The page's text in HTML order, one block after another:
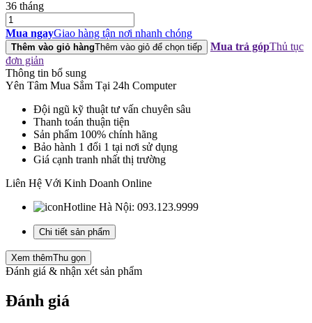
36 tháng
Nguồn
Jetek
S600
plus
số
lượng
Mua ngayGiao hàng tận nơi nhanh chóng
Thêm vào giỏ hàngThêm vào giỏ để chọn tiếp Mua trả gópThủ tục
đơn giản
Thông tin bổ sung
Yên Tâm Mua Sắm Tại 24h Computer
Đội ngũ kỹ thuật tư vấn chuyên sâu
Thanh toán thuận tiện
Sản phẩm 100% chính hãng
Bảo hành 1 đổi 1 tại nơi sử dụng
Giá cạnh tranh nhất thị trường
Liên Hệ Với Kinh Doanh Online
Hotline Hà Nội: 093.123.9999
Chi tiết sản phẩm
Xem thêmThu gọn
Đánh giá & nhận xét sản phẩm
Đánh giá